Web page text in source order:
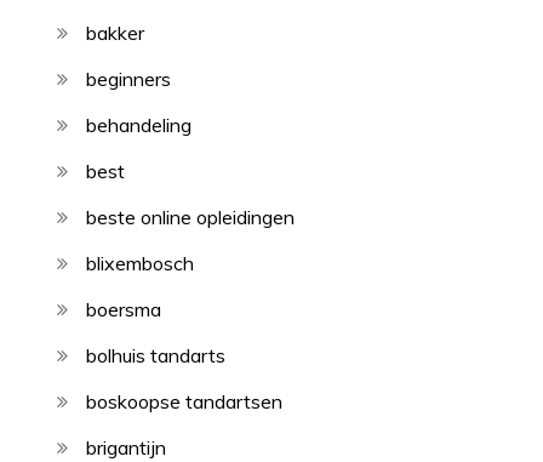
bakker
beginners
behandeling
best
beste online opleidingen
blixembosch
boersma
bolhuis tandarts
boskoopse tandartsen
brigantijn